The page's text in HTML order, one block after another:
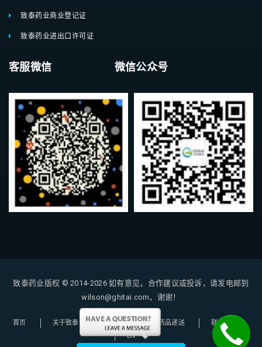
致泰药业商业登记证
致泰药业进出口许可证
客服微信 微信公众号
致泰药业版权 © 2014-2026如有意见，合作建议或投诉，请发电邮到
wilson@ghitai.com，谢谢！
首页 关于致泰 购药指南 药品递送
联系我们
EN